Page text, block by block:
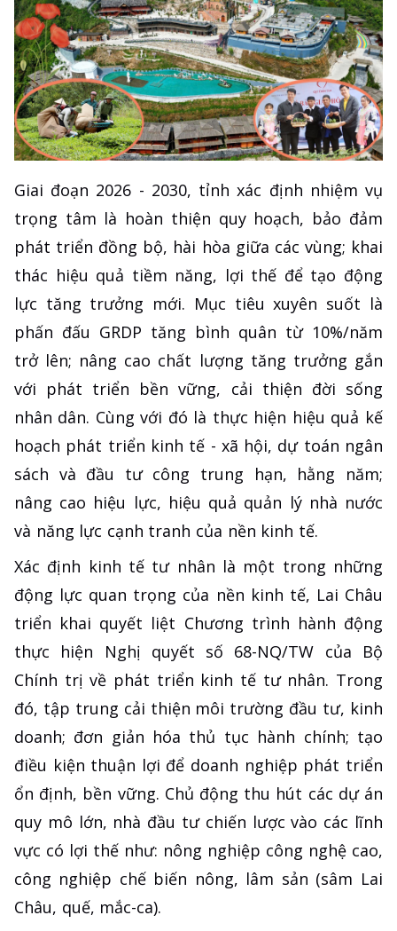
Giai đoạn 2026 - 2030, tỉnh xác định nhiệm vụ
trọng tâm là hoàn thiện quy hoạch, bảo đảm
phát triển đồng bộ, hài hòa giữa các vùng; khai
thác hiệu quả tiềm năng, lợi thế để tạo động
lực tăng trưởng mới. Mục tiêu xuyên suốt là
phấn đấu GRDP tăng bình quân từ 10%/năm
trở lên; nâng cao chất lượng tăng trưởng gắn
với phát triển bền vững, cải thiện đời sống
nhân dân. Cùng với đó là thực hiện hiệu quả kế
hoạch phát triển kinh tế - xã hội, dự toán ngân
sách và đầu tư công trung hạn, hằng năm;
nâng cao hiệu lực, hiệu quả quản lý nhà nước
và năng lực cạnh tranh của nền kinh tế.
Xác định kinh tế tư nhân là một trong những
động lực quan trọng của nền kinh tế, Lai Châu
triển khai quyết liệt Chương trình hành động
thực hiện Nghị quyết số 68-NQ/TW của Bộ
Chính trị về phát triển kinh tế tư nhân. Trong
đó, tập trung cải thiện môi trường đầu tư, kinh
doanh; đơn giản hóa thủ tục hành chính; tạo
điều kiện thuận lợi để doanh nghiệp phát triển
ổn định, bền vững. Chủ động thu hút các dự án
quy mô lớn, nhà đầu tư chiến lược vào các lĩnh
vực có lợi thế như: nông nghiệp công nghệ cao,
công nghiệp chế biến nông, lâm sản (sâm Lai
Châu, quế, mắc-ca).